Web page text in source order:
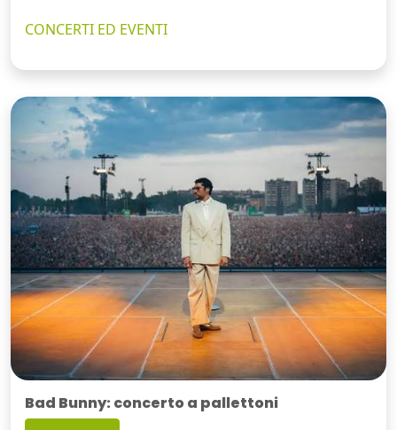
CONCERTI ED EVENTI
Bad Bunny: concerto a pallettoni